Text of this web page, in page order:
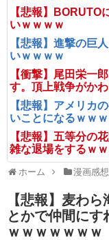
【悲報】BORUTO
いｗｗｗｗ
【悲報】進撃の巨
いｗｗｗｗ
【衝撃】尾田栄一
す。頂上戦争がか
【悲報】アメリカ
いことになるｗｗ
【悲報】五等分の
雑な退場をするｗ
ホーム 漫画感
【悲報】麦わ
とかで仲間にす
ｗｗｗｗｗｗｗ